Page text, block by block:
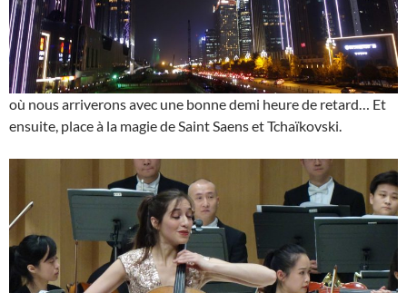
où nous arriverons avec une bonne demi heure de retard… Et
ensuite, place à la magie de Saint Saens et Tchaïkovski.